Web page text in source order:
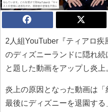
2人組YouTuber『ティアロ
のディズニーランドに隠れ続
と題した動画をアップし炎上
炎上の原因となった動画は
最後にディズニーを退園す